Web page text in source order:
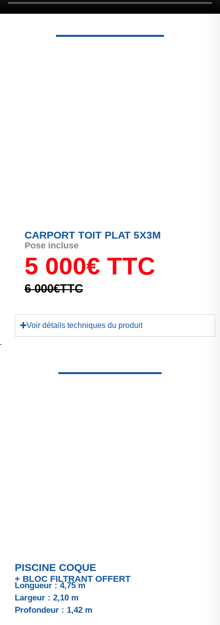
CARPORT TOIT PLAT 5X3M
Pose incluse
5 000€ TTC
6 000€TTC
Voir détails techniques du produit
PISCINE COQUE
+ BLOC FILTRANT OFFERT
Longueur : 4,75 m
Largeur : 2,10 m
Profondeur : 1,42 m